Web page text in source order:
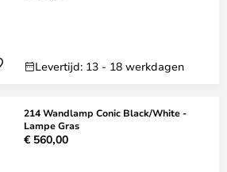
Levertijd: 13 - 18 werkdagen
214 Wandlamp Conic Black/White -
Lampe Gras
€ 560,00